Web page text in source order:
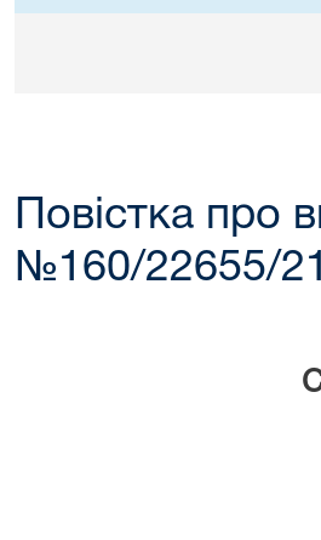
Повістка про
№160/22655/